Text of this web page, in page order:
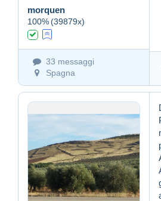
morquen
100%(39879x)
33 messaggi
Spagna